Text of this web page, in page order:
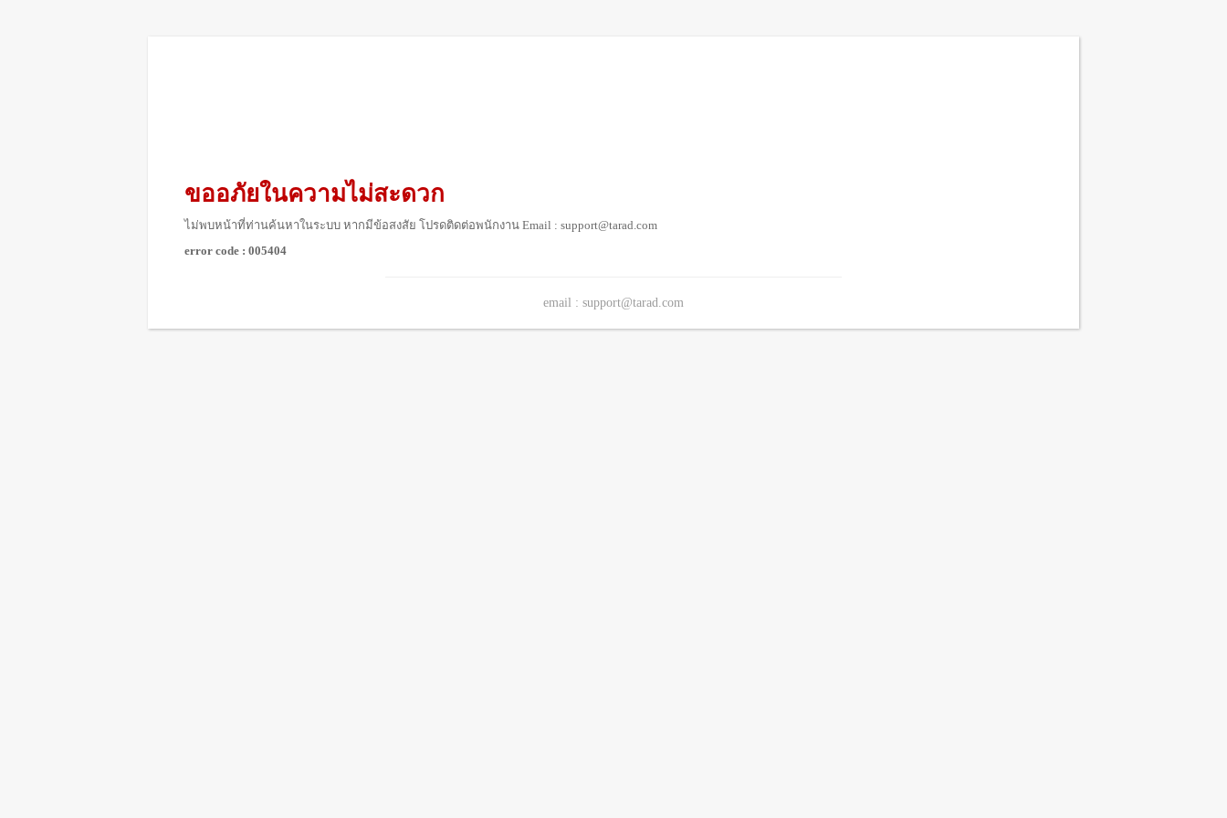
ขออภัยในความไม่สะดวก
ไม่พบหน้าที่ท่านค้นหาในระบบ หากมีข้อสงสัย โปรดติดต่อพนักงาน Email : support@tarad.com
error code : 005404
email : support@tarad.com